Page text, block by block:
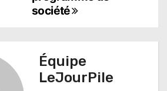
société
Équipe
LeJourPile